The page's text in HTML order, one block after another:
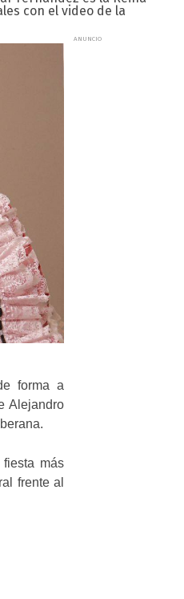
con el video de la
forma a
Alejandro
más
frente al